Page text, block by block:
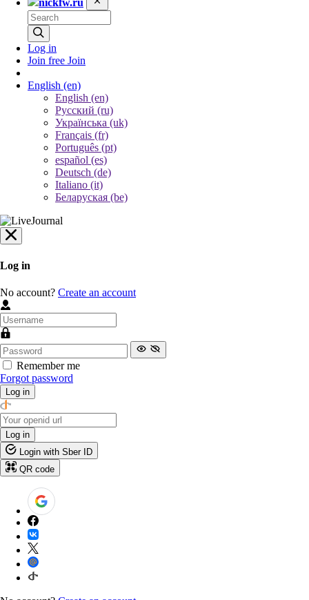
nickfw.ru
Log in
Join free Join
English (en)
English (en)
Русский (ru)
Українська (uk)
Français (fr)
Português (pt)
español (es)
Deutsch (de)
Italiano (it)
Беларуская (be)
Log in
No account? Create an account
Remember me
Forgot password
Log in
Log in
Login with Sber ID
QR code